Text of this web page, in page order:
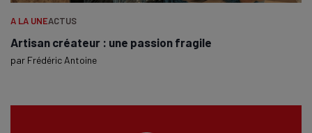
A LA UNEACTUS
Artisan créateur : une passion fragile
par Frédéric Antoine